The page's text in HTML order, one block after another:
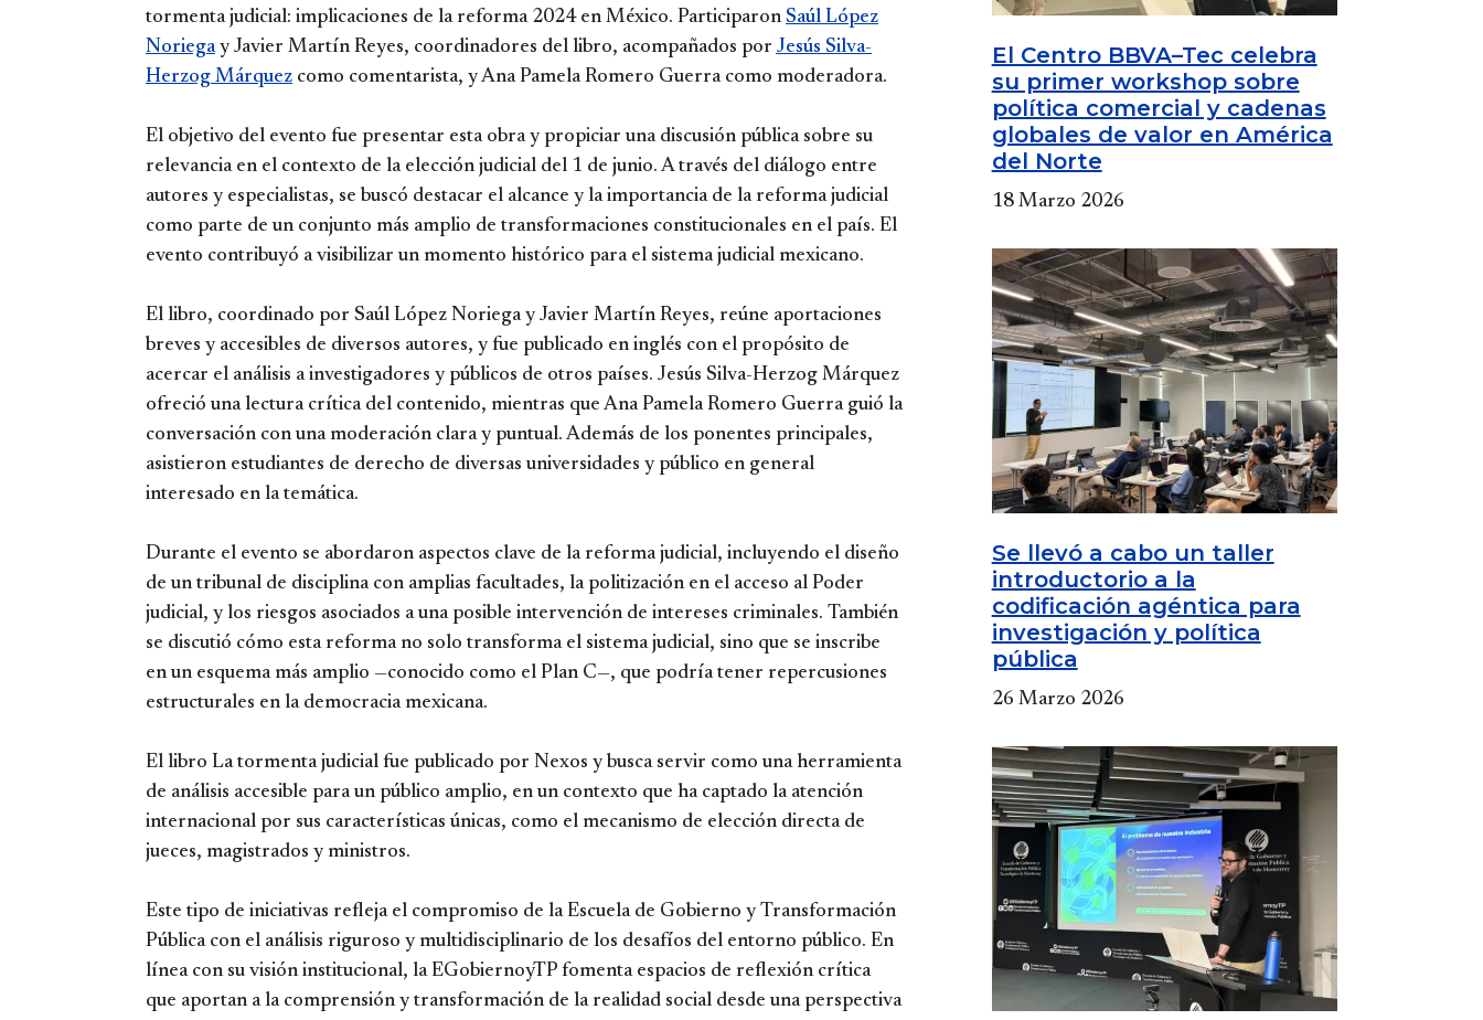
tormenta judicial: implicaciones de la reforma 2024 en México. ParticiparonSaúl López
Noriegay Javier Martín Reyes, coordinadores del libro, acompañados por Jesús Silva-
Herzog Márquez como comentarista, y Ana Pamela Romero Guerra como moderadora.
El objetivo del evento fue presentar esta obra y propiciar una discusión pública sobre su
relevancia en el contexto de la elección judicial del 1 de junio. A través del diálogo entre
autores y especialistas, se buscó destacar el alcance y la importancia de la reforma judicial
como parte de un conjunto más amplio de transformaciones constitucionales en el país. El
evento contribuyó a visibilizar un momento histórico para el sistema judicial mexicano.
El libro, coordinado por Saúl López Noriega y Javier Martín Reyes, reúne aportaciones
breves y accesibles de diversos autores, y fue publicado en inglés con el propósito de
acercar el análisis a investigadores y públicos de otros países. Jesús Silva-Herzog Márquez
ofreció una lectura crítica del contenido, mientras que Ana Pamela Romero Guerra guió la
conversación con una moderación clara y puntual. Además de los ponentes principales,
asistieron estudiantes de derecho de diversas universidades y público en general
interesado en la temática.
Durante el evento se abordaron aspectos clave de la reforma judicial, incluyendo el diseño
de un tribunal de disciplina con amplias facultades, la politización en el acceso al Poder
judicial, y los riesgos asociados a una posible intervención de intereses criminales. También
se discutió cómo esta reforma no solo transforma el sistema judicial, sino que se inscribe
en un esquema más amplio —conocido como el Plan C—, que podría tener repercusiones
estructurales en la democracia mexicana.
El libro La tormenta judicial fue publicado por Nexos y busca servir como una herramienta
de análisis accesible para un público amplio, en un contexto que ha captado la atención
internacional por sus características únicas, como el mecanismo de elección directa de
jueces, magistrados y ministros.
Este tipo de iniciativas refleja el compromiso de la Escuela de Gobierno y Transformación
Pública con el análisis riguroso y multidisciplinario de los desafíos del entorno público. En
línea con su visión institucional, la EGobiernoyTP fomenta espacios de reflexión crítica
que aportan a la comprensión y transformación de la realidad social desde una perspectiva
El Centro BBVA–Tec celebra
su primer workshop sobre
política comercial y cadenas
globales de valor en América
del Norte
18 Marzo 2026
Se llevó a cabo un taller
introductorio a la
codificación agéntica para
investigación y política
pública
26 Marzo 2026